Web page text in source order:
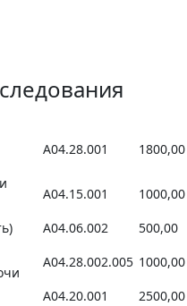
А04.28.001 1800,00
А04.15.001
1000,00
А04.06.002
500,00
А04.28.002.005 1000,00
А04.20.001
2500,00